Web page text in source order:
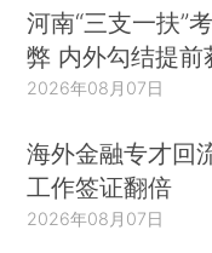
河南“三支一扶”
弊 内外勾结提前
2026年08月07日
海外金融专才回
工作签证翻倍
2026年08月07日